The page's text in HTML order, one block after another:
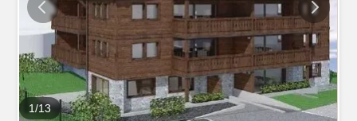
l'expérience résidentielle. Grâce à la vente sur plans,
chaque détail de votre appartement se plie à vos désirs.
Transformez l'espace en un reflet de votre identité...
1/13